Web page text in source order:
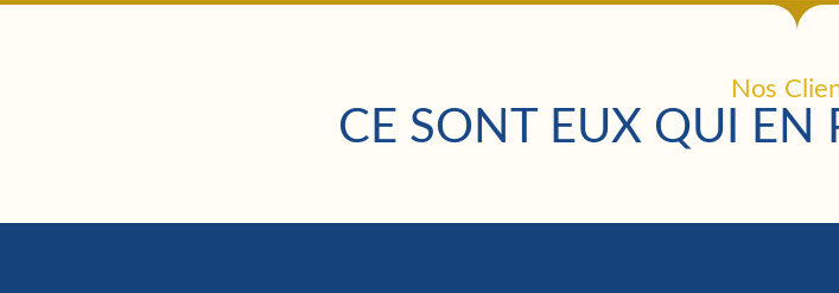
Nos
CE SONT EUX QUI EN